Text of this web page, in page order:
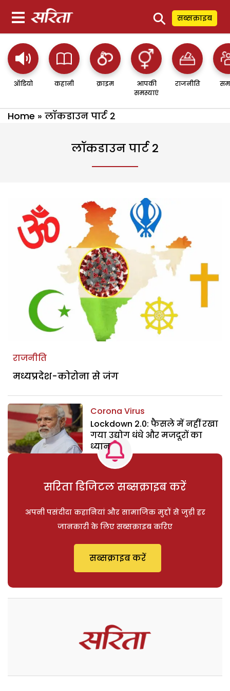
⚲ सब्सक्राइब
ऑडियो कहानी क्राइम
आपकी
समस्याएं
राजनीति
Home » लॉकडाउन पार्ट 2
लॉकडाउन पार्ट 2
राजनीति
मध्यप्रदेश-कोरोना से जंग
Corona Virus
Lockdown 2.0: फैसले में नहीं रखा
गया उद्योग धंधे और मजदूरों का
ध्यान
सरिता डिजिटल सब्सक्राइब करें
अपनी पसंदीदा कहानियां और सामाजिक मुद्दों से जुड़ी हर
जानकारी के लिए सब्सक्राइब करिए
सब्सक्राइब करें